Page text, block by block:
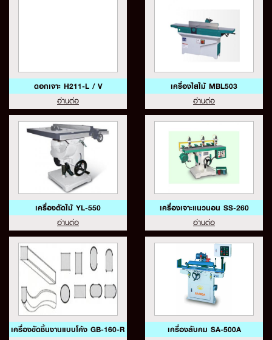
ดอกเจาะ H211-L / V
อ่านต่อ
เครื่องไสไม้ MBL503
อ่านต่อ
เครื่องตัดไม้ YL-550
อ่านต่อ
เครื่องเจาะแนวนอน SS-260
อ่านต่อ
เครื่องขัดชิ้นงานแบบโค้ง GB-160-R เครื่องลับคม SA-500A